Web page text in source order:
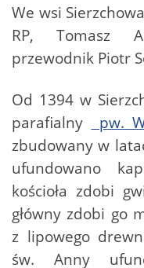
We wsi
RP, Tomasz
przewodnik Piotr
Od 1394 w
parafialny
pw.
zbudowany w
ufundowano
kościoła zdobi
główny zdobi go
z lipowego
św. Anny